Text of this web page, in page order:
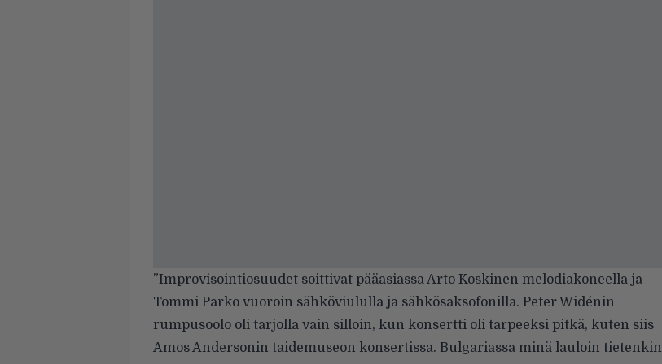
”Improvisointiosuudet soittivat pääasiassa Arto Koskinen melodiakoneella ja
Tommi Parko vuoroin sähköviululla ja sähkösaksofonilla. Peter Widénin
rumpusoolo oli tarjolla vain silloin, kun konsertti oli tarpeeksi pitkä, kuten siis
Amos Andersonin taidemuseon konsertissa. Bulgariassa minä lauloin tietenkin